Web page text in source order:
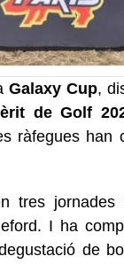
Galaxy Cup,
de Golf
ràfegues
tres jornades
I ha
de